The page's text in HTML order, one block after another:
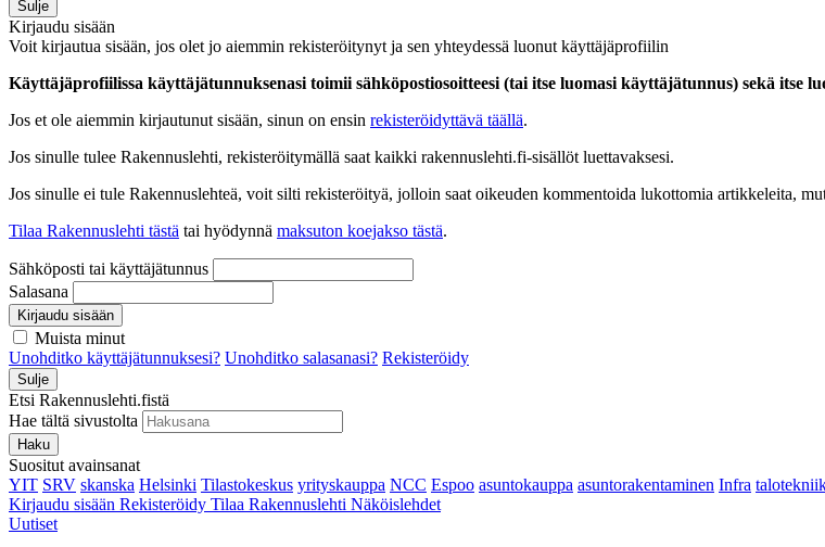
Sulje
Kirjaudu sisään
Voit kirjautua sisään, jos olet jo aiemmin rekisteröitynyt ja sen yhteydessä luonut käyttäjäprofiilin
Käyttäjäprofiilissa käyttäjätunnuksenasi toimii sähköpostiosoitteesi (tai itse luomasi käyttäjätunnus) sekä itse
Jos et ole aiemmin kirjautunut sisään, sinun on ensin rekisteröidyttävä täällä.
Jos sinulle tulee Rakennuslehti, rekisteröitymällä saat kaikki rakennuslehti.fi-sisällöt luettavaksesi.
Jos sinulle ei tule Rakennuslehteä, voit silti rekisteröityä, jolloin saat oikeuden kommentoida lukottomia artikkeleita,
Tilaa Rakennuslehti tästä tai hyödynnä maksuton koejakso tästä.
Sähköposti tai käyttäjätunnus
Salasana
Kirjaudu sisään
Muista minut
Unohditko käyttäjätunnuksesi? Unohditko salasanasi? Rekisteröidy
Sulje
Etsi Rakennuslehti.fistä
Hae tältä sivustolta
Haku
Suositut avainsanat
YIT SRV skanska Helsinki Tilastokeskus yrityskauppa NCC Espoo asuntokauppa asuntorakentaminen Infra
Kirjaudu sisään Rekisteröidy Tilaa Rakennuslehti Näköislehdet
Uutiset